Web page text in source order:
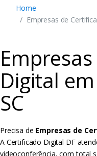
Home
Empresas de
Digital
SC
Precisa de Empresas de
A Certificado Digital DF
videoconferência, com total